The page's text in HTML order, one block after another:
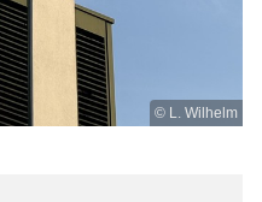
© L. Wilhelm